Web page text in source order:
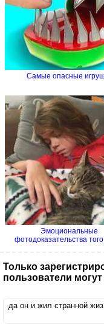
Самые опасные
Эмоциональные
фотодоказательства
Только
пользователи
да он и жил странной